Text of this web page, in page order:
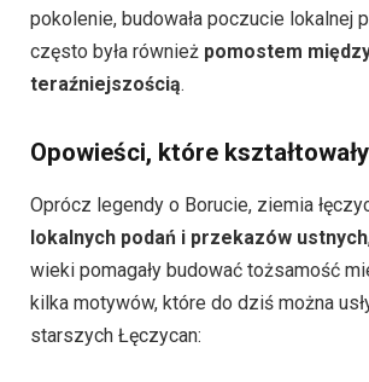
pokolenie, budowała poczucie lokalnej
często była również pomostem
teraźniejszością.
Opowieści, które
Oprócz legendy o Borucie, ziemia
lokalnych podań i przekazów ustnych
wieki pomagały budować tożsamość
kilka motywów, które do dziś można
starszych Łęczycan: